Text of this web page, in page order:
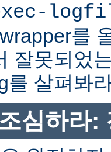
를
잘못되었
를 살펴봐
심하라: